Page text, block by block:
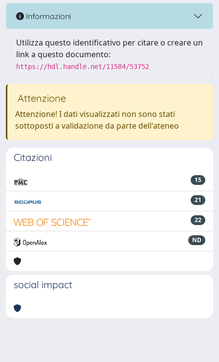
Informazioni
Utilizza questo identificativo per citare o creare un
link a questo documento:
https://hdl.handle.net/11584/53752
Attenzione
Attenzione! I dati visualizzati non sono stati
sottoposti a validazione da parte dell'ateneo
Citazioni
15
21
22
ND
social impact